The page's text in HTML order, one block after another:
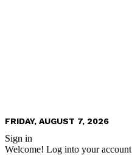
FRIDAY, AUGUST 7, 2026
Sign in
Welcome! Log into your account